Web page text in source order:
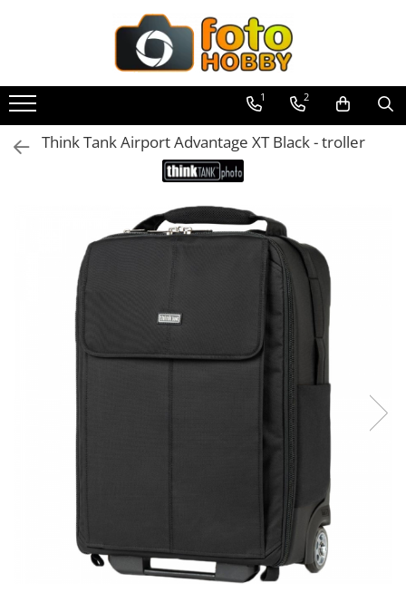
Aparate Foto
Aparate Foto Mirrorless
Aparate Foto DSLR
Aparate foto pe film
Cursuri foto
Obiective foto si accesorii
Obiective Mirorless
Obiective DSLR
Huse si tocuri protectie obiective
Obiective Cinematice
Parasolare
Adaptoare montura / baioneta
Inele Macro
1 2
Think Tank Airport Advantage XT Black - troller